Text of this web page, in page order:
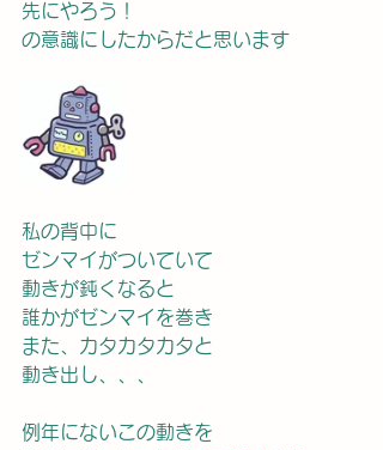
先にやろう！
の意識にしたからだと思います
私の背中に
ゼンマイがついていて
動きが鈍くなると
誰かがゼンマイを巻き
また、カタカタカタと
動き出し、、、
例年にないこの動きを